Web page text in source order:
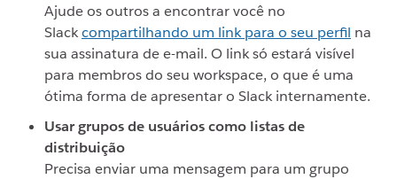
Ajude os outros a encontrar você no
Slackcompartilhando um link para o seu perfil na
sua assinatura de e-mail. O link só estará visível
para membros do seu workspace, o que é uma
ótima forma de apresentar o Slack internamente.
Usar grupos de usuários como listas de
distribuição
Precisa enviar uma mensagem para um grupo